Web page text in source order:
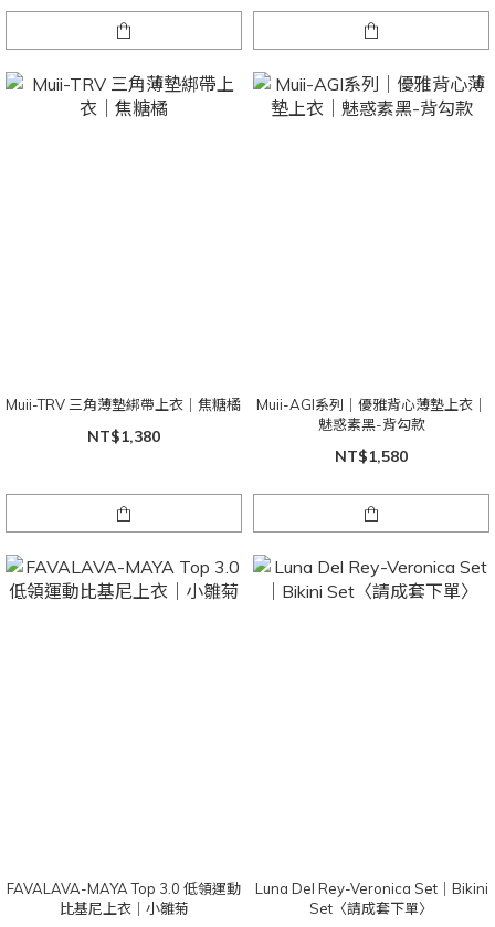
Muii-TRV 三角薄墊綁帶上衣｜焦糖橘
NT$1,380
Muii-AGI系列｜優雅背心薄墊上衣｜
魅惑素黑-背勾款
NT$1,580
FAVALAVA-MAYA Top 3.0 低領運動
比基尼上衣｜小雛菊
Luna Del Rey-Veronica Set｜Bikini
Set〈請成套下單〉